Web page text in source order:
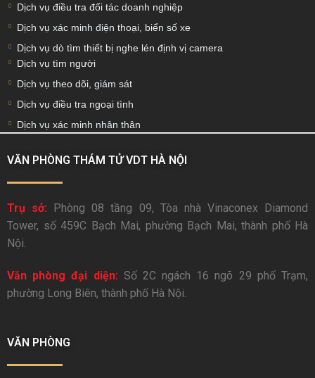
Dịch vụ điều tra đối tác doanh nghiệp
Dịch vụ xác minh điện thoại, biển số xe
Dịch vụ dò tìm thiết bị nghe lén định vị camera
Dịch vụ tìm người
Dịch vụ theo dõi, giám sát
Dịch vụ điều tra ngoại tình
Dịch vụ xác minh nhân thân
VĂN PHÒNG THÁM TỬ VDT HÀ NỘI
Trụ sở: Phòng 08 tầng 09, Tòa nhà Vinaconex Diamond
Tower, số 459C Bạch Mai, phường Bạch Mai, thành phố Hà
Nội.
Văn phòng đại diện: Số 2C ngách 16 ngõ 29 phố Trạm,
phường Long Biên, thành phố Hà Nội.
VĂN PHÒNG